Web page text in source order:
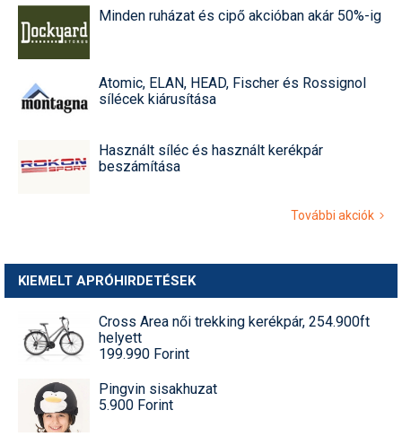
Minden ruházat és cipő akcióban akár 50%-ig
Atomic, ELAN, HEAD, Fischer és Rossignol
sílécek kiárusítása
Használt síléc és használt kerékpár
beszámítása
További akciók
KIEMELT APRÓHIRDETÉSEK
Cross Area női trekking kerékpár, 254.900ft
helyett
199.990 Forint
Pingvin sisakhuzat
5.900 Forint